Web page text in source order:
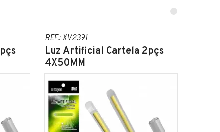
REF.: XV2391
Luz Artificial Cartela 2pçs
4X50MM